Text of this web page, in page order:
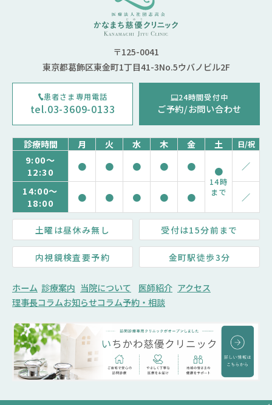
〒125-0041
東京都葛飾区東金町1丁目41-3No.5ウバノビル2F
患者さま専用電話
tel.03-3609-0133
24時間受付中
ご予約/お問い合わせ
診療時間 月 火 水 木 金 土 日/祝
9:00～
12:30
● ● ● ● ● ●
14時
まで
／
14:00～
18:00
● ● ● ● ● ／
土曜は昼休み無し 受付は15分前まで
内視鏡検査要予約 金町駅徒歩3分
ホーム 診療案内 当院について 医師紹介 アクセス
理事長コラムお知らせコラム予約・相談